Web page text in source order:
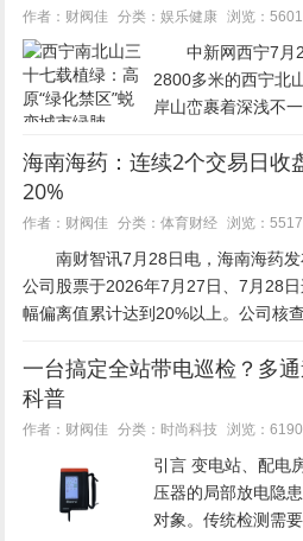
作者：财阀佳 分类：娱乐健康 浏览：5601
中新网西宁7月
2800多米的西宁北
岸山峦裹着深浅
名人青海行活动在
海南海药：连续2个交易日收
20%
作者：财阀佳 分类：体育财经 浏览：5517
南财智讯7月28日电，海南海药发
公司股票于2026年7月27日、7月28
幅偏离值累计达到20%以上。公司核
一台搞定全站带电巡检？多
科普
作者：财阀佳 分类： 时尚科技 浏览：6190
引言 变电站、配电
压器的局部放电隐
对象。传统检测需